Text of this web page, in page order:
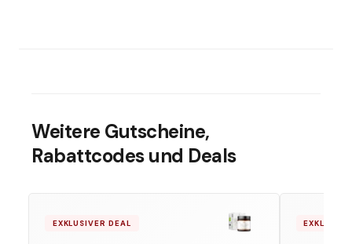
Weitere Gutscheine,
Rabattcodes und Deals
EXKLUSIVER DEAL